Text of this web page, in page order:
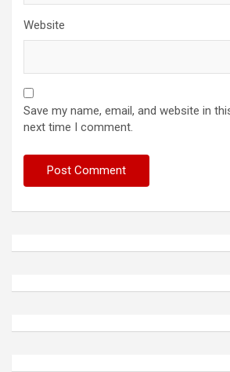
Website
Save my name, email, and website in
next time I comment.